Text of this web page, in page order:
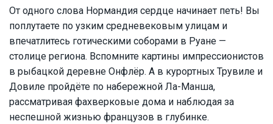
От одного слова Нормандия сердце начинает петь! Вы
поплутаете по узким средневековым улицам и
впечатлитесь готическими соборами в Руане —
столице региона. Вспомните картины импрессионистов
в рыбацкой деревне Онфлёр. А в курортных Трувиле и
Довиле пройдёте по набережной Ла-Манша,
рассматривая фахверковые дома и наблюдая за
неспешной жизнью французов в глубинке.